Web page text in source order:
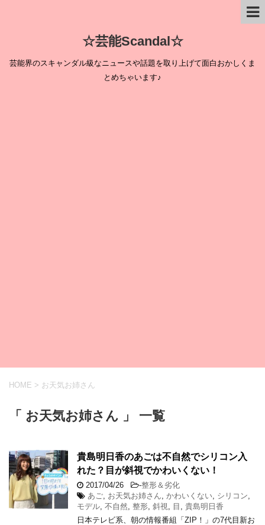
☆芸能Scandal☆
芸能界のスキャンダル級なニュースや話題を取り上げて面白おかしくま
とめちゃいます♪
HOME > お天気お姉さん
「 お天気お姉さん 」 一覧
貴島明日香のあごは不自然でシリコン入
れた？目が斜視でかわいくない！
2017/04/26 -整形＆劣化
あご お天気お姉さん かわいくない シリコン
モデル 不自然 整形 斜視 目
貴島明日香
日本テレビ系、朝の情報番組「ZIP！」の7代目新お